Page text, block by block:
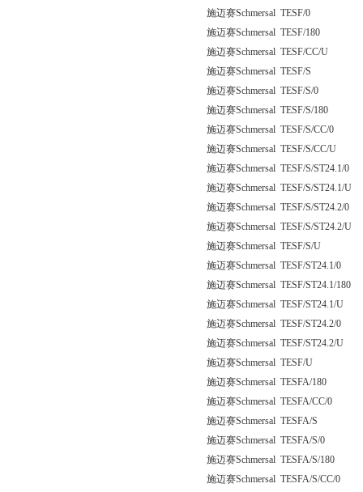
施迈赛Schmersal TESF/0
施迈赛Schmersal TESF/180
施迈赛Schmersal TESF/CC/U
施迈赛Schmersal TESF/S
施迈赛Schmersal TESF/S/0
施迈赛Schmersal TESF/S/180
施迈赛Schmersal TESF/S/CC/0
施迈赛Schmersal TESF/S/CC/U
施迈赛Schmersal TESF/S/ST24.1/0
施迈赛Schmersal TESF/S/ST24.1/U
施迈赛Schmersal TESF/S/ST24.2/0
施迈赛Schmersal TESF/S/ST24.2/U
施迈赛Schmersal TESF/S/U
施迈赛Schmersal TESF/ST24.1/0
施迈赛Schmersal TESF/ST24.1/180
施迈赛Schmersal TESF/ST24.1/U
施迈赛Schmersal TESF/ST24.2/0
施迈赛Schmersal TESF/ST24.2/U
施迈赛Schmersal TESF/U
施迈赛Schmersal TESFA/180
施迈赛Schmersal TESFA/CC/0
施迈赛Schmersal TESFA/S
施迈赛Schmersal TESFA/S/0
施迈赛Schmersal TESFA/S/180
施迈赛Schmersal TESFA/S/CC/0